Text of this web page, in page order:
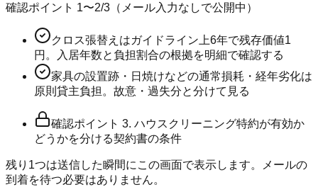
確認ポイント 1〜2/3 （メール入力なしで公開中）
クロス張替えはガイドライン上6年で残存価値1
円。入居年数と負担割合の根拠を明細で確認する
家具の設置跡・日焼けなどの通常損耗・経年劣化は
原則貸主負担。故意・過失分と分けて見る
確認ポイント 3. ハウスクリーニング特約が有効か
どうかを分ける契約書の条件
残り 1つは送信した瞬間にこの画面で表示します。メールの
到着を待つ必要はありません。